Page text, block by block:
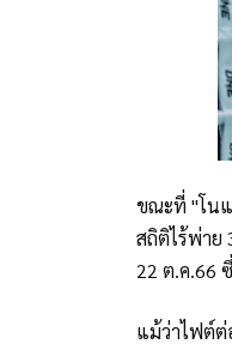
ขณะที่ "โนแ
สถิติไร้พ่าย
22 ต.ค.66
แม้ว่าไฟต์ต่